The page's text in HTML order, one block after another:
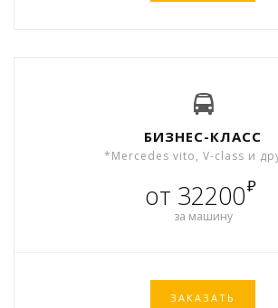
БИЗНЕС-КЛАСС
*Mercedes vito, V-class и
от 32200₽
за машину
ЗАКАЗАТЬ